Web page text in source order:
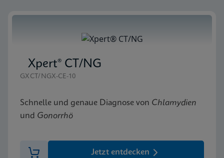
Xpert® CT/NG
GXCT/NGX-CE-10
Schnelle und genaue Diagnose von Chlamydien
und Gonorrhö
Jetzt entdecken